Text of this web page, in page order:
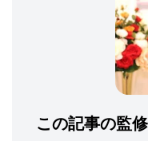
この記事の監